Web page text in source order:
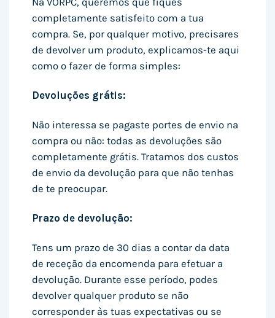
completamente satisfeito com a tua
compra. Se, por qualquer motivo, precisares
de devolver um produto, explicamos-te aqui
como o fazer de forma simples:
Devoluções grátis:
Não interessa se pagaste portes de envio na
compra ou não: todas as devoluções são
completamente grátis. Tratamos dos custos
de envio da devolução para que não tenhas
de te preocupar.
Prazo de devolução:
Tens um prazo de 30 dias a contar da data
de receção da encomenda para efetuar a
devolução. Durante esse período, podes
devolver qualquer produto se não
corresponder às tuas expectativas ou se